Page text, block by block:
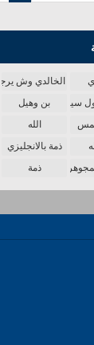
الخالدي وش يرجع
سينما بن وهيل
الله
ذمة بالانجليزي
ذمة